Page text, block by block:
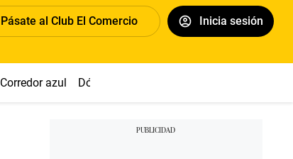
Pásate al Club El Comercio Inicia sesión
Corredor azul Dólar